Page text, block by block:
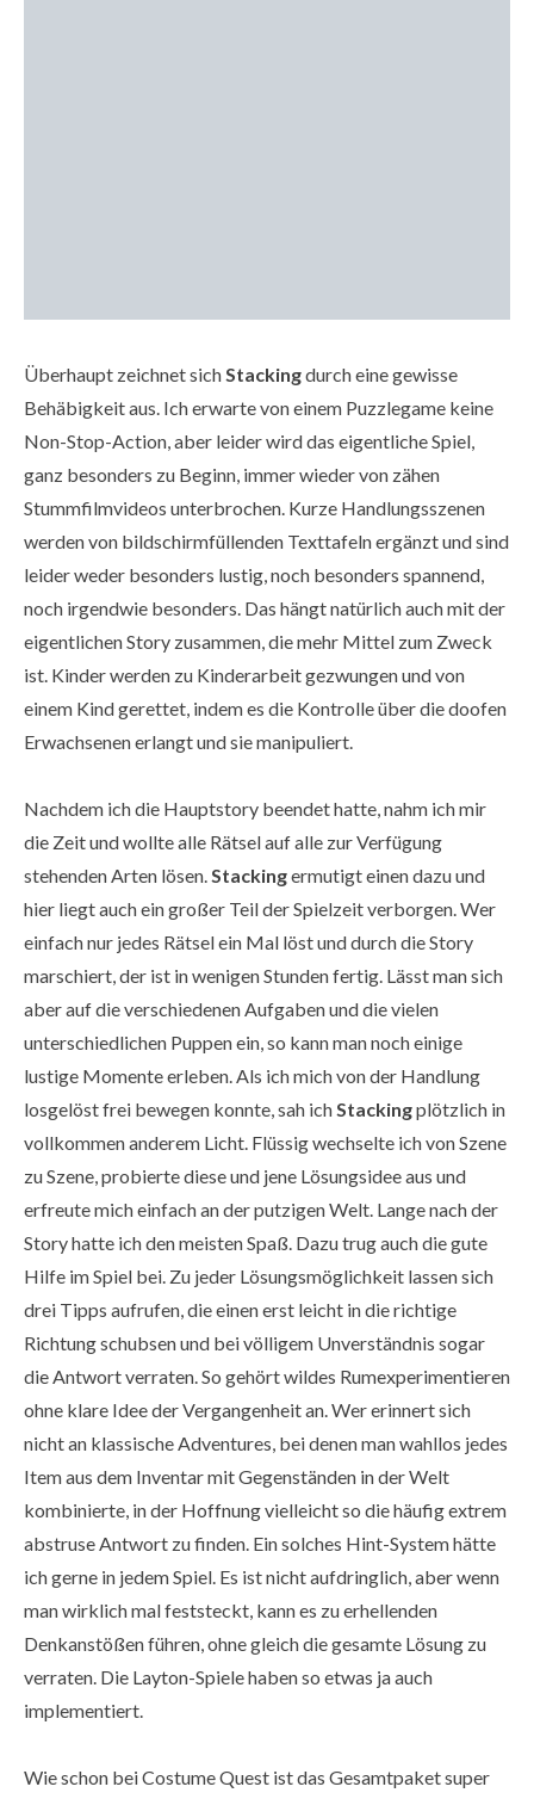
Überhaupt zeichnet sichStackingdurch eine gewisse
Behäbigkeit aus. Ich erwarte von einem Puzzlegame keine
Non-Stop-Action, aber leider wird das eigentliche Spiel,
ganz besonders zu Beginn, immer wieder von zähen
Stummfilmvideos unterbrochen. Kurze Handlungsszenen
werden von bildschirmfüllenden Texttafeln ergänzt und sind
leider weder besonders lustig, noch besonders spannend,
noch irgendwie besonders. Das hängt natürlich auch mit der
eigentlichen Story zusammen, die mehr Mittel zum Zweck
ist. Kinder werden zu Kinderarbeit gezwungen und von
einem Kind gerettet, indem es die Kontrolle über die doofen
Erwachsenen erlangt und sie manipuliert.
Nachdem ich die Hauptstory beendet hatte, nahm ich mir
die Zeit und wollte alle Rätsel auf alle zur Verfügung
stehenden Arten lösen.Stackingermutigt einen dazu und
hier liegt auch ein großer Teil der Spielzeit verborgen. Wer
einfach nur jedes Rätsel ein Mal löst und durch die Story
marschiert, der ist in wenigen Stunden fertig. Lässt man sich
aber auf die verschiedenen Aufgaben und die vielen
unterschiedlichen Puppen ein, so kann man noch einige
lustige Momente erleben. Als ich mich von der Handlung
losgelöst frei bewegen konnte, sah ichStackingplötzlich in
vollkommen anderem Licht. Flüssig wechselte ich von Szene
zu Szene, probierte diese und jene Lösungsidee aus und
erfreute mich einfach an der putzigen Welt. Lange nach der
Story hatte ich den meisten Spaß. Dazu trug auch die gute
Hilfe im Spiel bei. Zu jeder Lösungsmöglichkeit lassen sich
drei Tipps aufrufen, die einen erst leicht in die richtige
Richtung schubsen und bei völligem Unverständnis sogar
die Antwort verraten. So gehört wildes Rumexperimentieren
ohne klare Idee der Vergangenheit an. Wer erinnert sich
nicht an klassische Adventures, bei denen man wahllos jedes
Item aus dem Inventar mit Gegenständen in der Welt
kombinierte, in der Hoffnung vielleicht so die häufig extrem
abstruse Antwort zu finden. Ein solches Hint-System hätte
ich gerne in jedem Spiel. Es ist nicht aufdringlich, aber wenn
man wirklich mal feststeckt, kann es zu erhellenden
Denkanstößen führen, ohne gleich die gesamte Lösung zu
verraten. Die Layton-Spiele haben so etwas ja auch
implementiert.
Wie schon bei Costume Quest ist das Gesamtpaket super